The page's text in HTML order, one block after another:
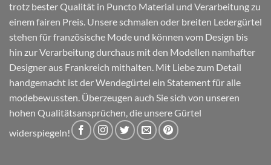
trotz bester Qualität in Puncto Material und Verarbeitung zu
einem fairen Preis. Unsere schmalen oder breiten Ledergürtel
stehen für französische Mode und können vom Design bis
hin zur Verarbeitung durchaus mit den Modellen namhafter
Designer aus Frankreich mithalten. Mit Liebe zum Detail
handgemacht ist der Wendegürtel ein Statement für alle
modebewussten. Überzeugen auch Sie sich von unseren
hohen Qualitätsansprüchen, die unsere Gürtel
widerspiegeln!